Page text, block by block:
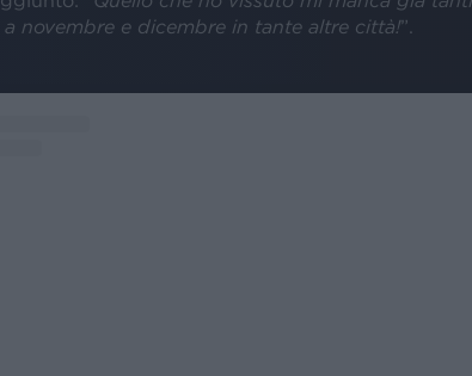
novembre e dicembre in tante altre città!”.